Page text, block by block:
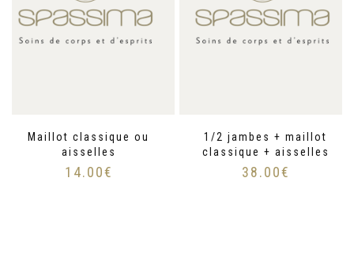
Maillot classique ou
aisselles
14.00€
1/2 jambes + maillot
classique + aisselles
38.00€